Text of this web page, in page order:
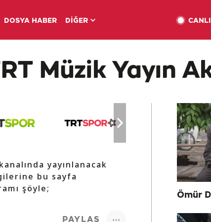
DOSYA HABER DİĞER CANLI
Müzik Yayın
yayınlanacak
bu sayfa
şöyle;
PAYLAŞ
Ömür